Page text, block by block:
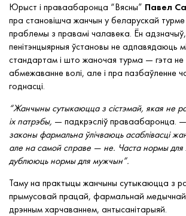
Юрыст і праваабаронца “Вясны” Павел
пра становішча жанчын у беларускай турме
праблемы з правамі чалавека. Ён
пенітэнцыярныя ўстановы не адпавядаюць
стандартам і што жаночая турма — гэта не
абмежаванне волі, але і пра пазбаўленне
годнасці.
“Жанчыны сутыкаюцца з сістэмай, якая не
іх патрэбы, — падкрэсліў праваабаронца. —
законы фармальна ўлічваюць асаблівасці
але на самой справе — не. Часта нормы
дублююць нормы для мужчын”.
Таму на практыцы жанчыны сутыкаюцца з
прымусовай працай, фармальнай
дрэнным харчаваннем, антысанітарыяй.